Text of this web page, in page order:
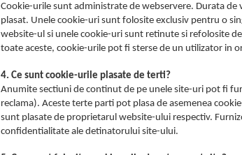
Cookie-urile sunt administrate de webservere. Durata
plasat. Unele cookie-uri sunt folosite exclusiv pentru o
website-ul si unele cookie-uri sunt retinute si refolosite
toate aceste, cookie-urile pot fi sterse de un utilizator in
4. Ce sunt cookie-urile plasate de terti?
Anumite sectiuni de continut de pe unele site-uri pot fi
reclama). Aceste terte parti pot plasa de asemenea
sunt plasate de proprietarul website-ului respectiv.
confidentialitate ale detinatorului site-ului.